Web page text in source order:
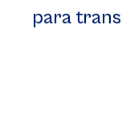
para